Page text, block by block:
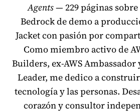
Agents— 229 páginas
Bedrock de demo a
Jacket con pasión por
Como miembro activo de
Builders, ex-AWS Ambassador
Leader, me dedico a
tecnología y las personas.
corazón y consultor